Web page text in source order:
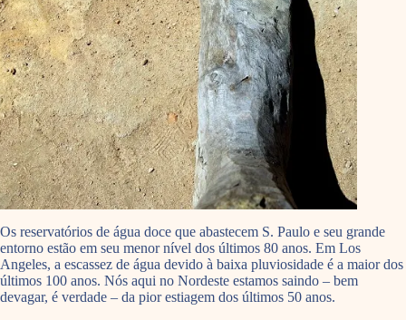
Os reservatórios de água doce que abastecem S. Paulo e seu grande
entorno estão em seu menor nível dos últimos 80 anos. Em Los
Angeles, a escassez de água devido à baixa pluviosidade é a maior dos
últimos 100 anos. Nós aqui no Nordeste estamos saindo – bem
devagar, é verdade – da pior estiagem dos últimos 50 anos.